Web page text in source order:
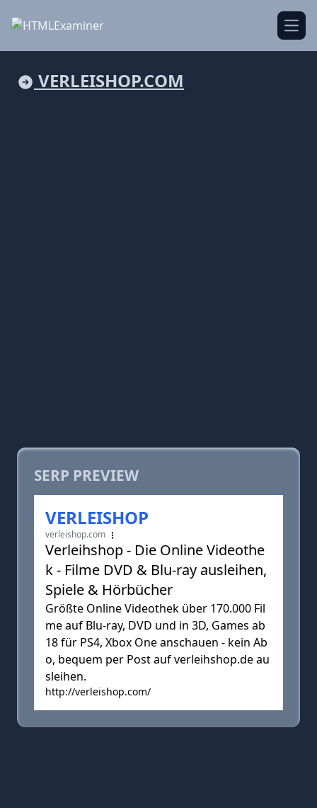
VERLEISHOP.COM
SERP PREVIEW
VERLEISHOP
verleishop.com
Verleihshop - Die Online Videothe
k - Filme DVD & Blu-ray ausleihen,
Spiele & Hörbücher
Größte Online Videothek über 170.000 Fil
me auf Blu-ray, DVD und in 3D, Games ab
18 für PS4, Xbox One anschauen - kein Ab
o, bequem per Post auf verleihshop.de au
sleihen.
http://verleishop.com/